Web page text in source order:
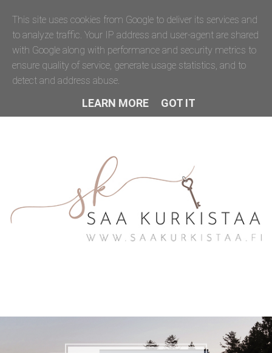
This site uses cookies from Google to deliver its services and
to analyze traffic. Your IP address and user-agent are shared
with Google along with performance and security metrics to
ensure quality of service, generate usage statistics, and to
detect and address abuse.
LEARN MORE GOT IT